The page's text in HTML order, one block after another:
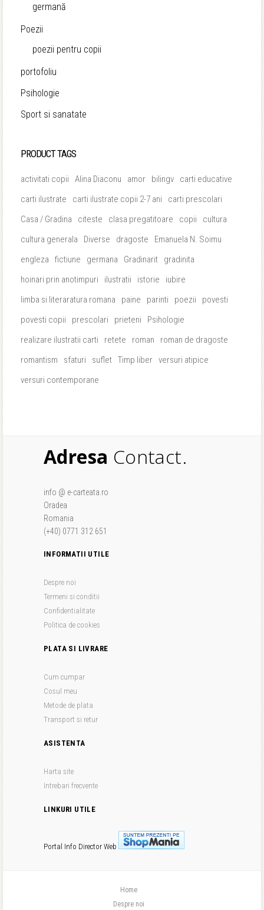
germană
Poezii
poezii pentru copii
portofoliu
Psihologie
Sport si sanatate
PRODUCT TAGS
activitati copii Alina Diaconu amor bilingv
carti educative
carti ilustrate
carti ilustrate copii 2-7 ani
carti prescolari
Casa / Gradina
citeste clasa pregatitoare copii
cultura
cultura generala
Diverse dragoste
Emanuela N. Soimu
engleza
fictiune germana Gradinarit
gradinita
hoinari prin anotimpuri
ilustratii istorie
iubire
limba si literaratura romana
paine parinti poezii
povesti
povesti copii
prescolari prieteni
Psihologie
realizare ilustratii carti
retete roman
roman de dragoste
romantism
sfaturi suflet Timp liber versuri atipice
versuri contemporane
Adresa Contact.
info @ e-carteata.ro
Oradea
Romania
(+40) 0771 312 651
INFORMATII UTILE
Despre noi
Termeni si conditii
Confidentialitate
Politica de cookies
PLATA SI LIVRARE
Cum cumpar
Cosul meu
Metode de plata
Transport si retur
ASISTENTA
Harta site
Intrebari frecvente
LINKURI UTILE
Portal Info Director Web
Home
Despre noi